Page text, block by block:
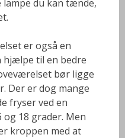
du kan tænde,
er også en
til en bedre
bør ligge
Der er dog mange
fryser ved en
18 grader. Men
kroppen med at